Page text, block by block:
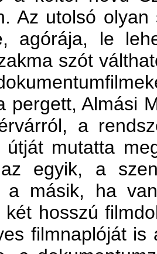
Az utolsó
agórája, le
szót
pergett, Almási
a
útját mutatta
egyik, a
a másik, ha
hosszú
filmnaplóját